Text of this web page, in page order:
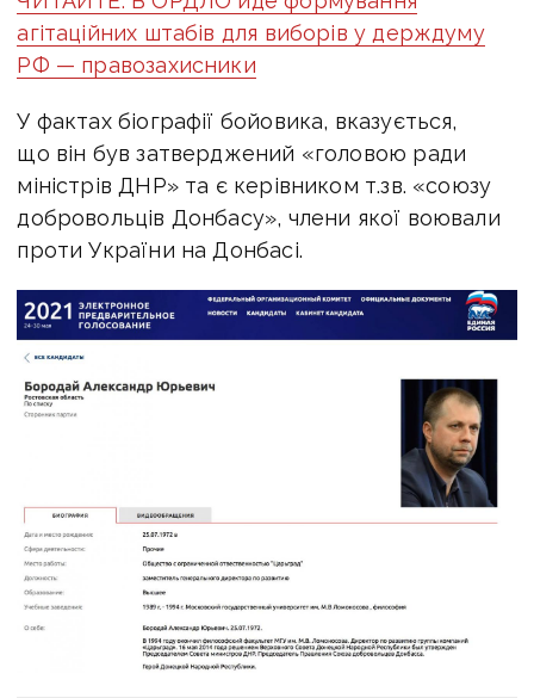
агітаційних штабів для виборів у держдуму
РФ — правозахисники
У фактах біографії бойовика, вказується,
що він був затверджений «головою ради
міністрів ДНР» та є керівником т.зв. «союзу
добровольців Донбасу», члени якої воювали
проти України на Донбасі.